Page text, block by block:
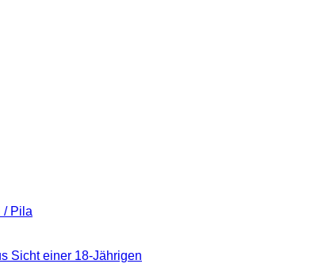
/ Pila
Sicht einer 18-Jährigen